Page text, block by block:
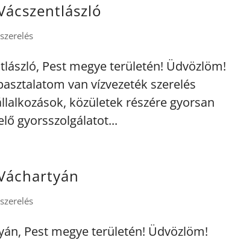
Pest megye területén! Üdvözlöm!
van vízvezeték szerelés
közületek részére gyorsan
gyorsszolgálatot...
Pest megye területén! Üdvözlöm!